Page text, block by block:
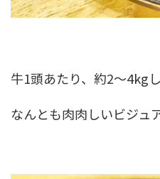
牛1頭あたり、約2〜4kg
なんとも肉肉しいビジュ